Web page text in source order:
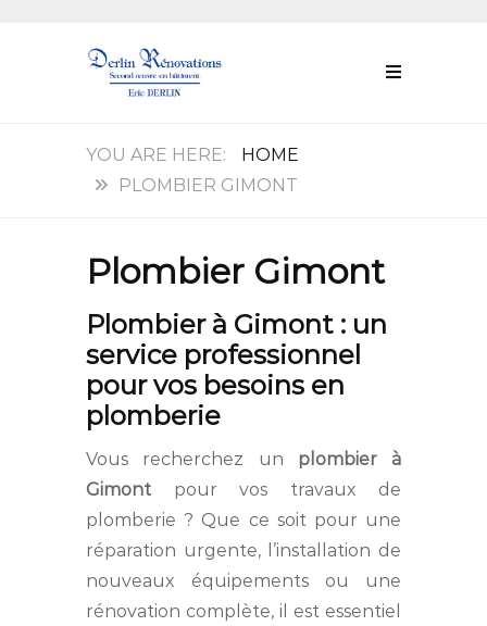
HOME
PLOMBIER GIMONT
Plombier Gimont
Plombier à Gimont : un
service professionnel
pour vos besoins en
plomberie
Vous recherchez un plombier à
Gimont pour vos travaux de
plomberie ? Que ce soit pour une
réparation urgente, l’installation de
nouveaux équipements ou une
rénovation complète, il est essentiel